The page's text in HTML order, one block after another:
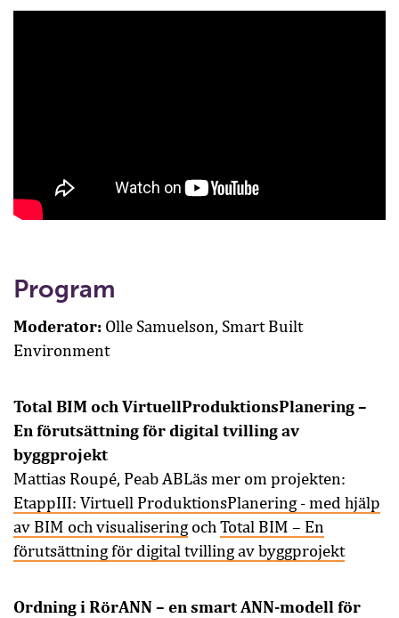
Program
Moderator: Olle Samuelson, Smart Built
Environment
Total BIM och VirtuellProduktionsPlanering –
En förutsättning för digital tvilling av
byggprojekt
Mattias Roupé, Peab ABLäs mer om projekten:
EtappIII: Virtuell ProduktionsPlanering - med hjälp
av BIM och visualiseringoch Total BIM – En
förutsättning för digital tvilling av byggprojekt
Ordning i RörANN – en smart ANN-modell för